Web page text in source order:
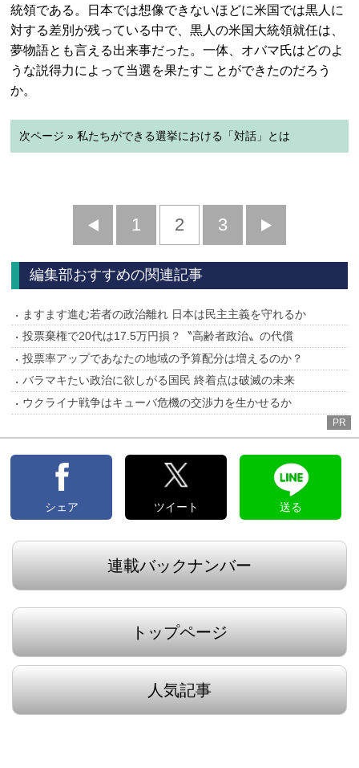
統領である。日本では想像できないほどに米国では黒人に
対する差別が残っている中で、黒人の米国大統領就任は、
夢物語とも言える出来事だった。一体、オバマ氏はどのよ
うな説得力によって当選を果たすことができたのだろう
か。
次ページ » 私たちができる選挙における「対話」とは
前
へ
1 2 3
へ
編集部おすすめの関連記事
ますます進む若者の政治離れ 日本は民主主義を守れるか
投票棄権で20代は17.5万円損？〝高齢者政治〟の代償
投票率アップであなたの地域の予算配分は増えるのか？
バラマキたい政治に欲しがる国民 終着点は破滅の未来
ウクライナ戦争はキューバ危機の交渉力を生かせるか
PR
シェア ツイート 送る
連載バックナンバー
トップページ
人気記事